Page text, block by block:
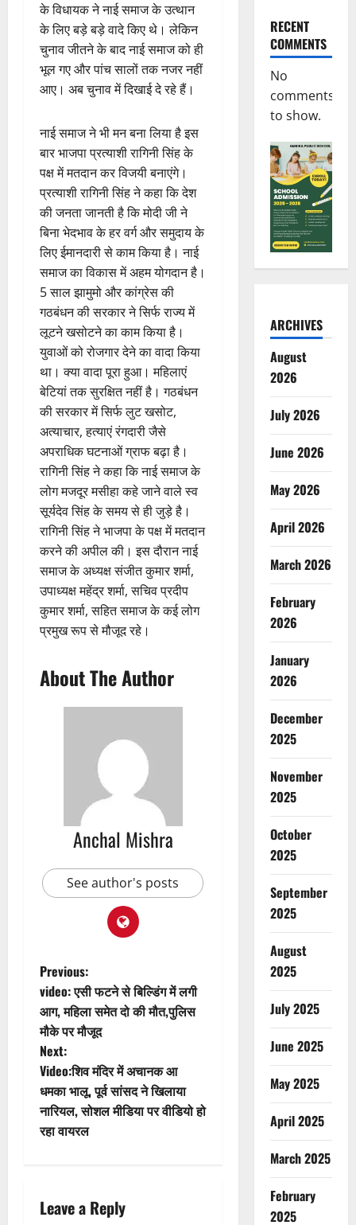
के विधायक ने नाई समाज के उत्थान
के लिए बड़े बड़े वादे किए थे। लेकिन
चुनाव जीतने के बाद नाई समाज को ही
भूल गए और पांच सालों तक नजर नहीं
आए। अब चुनाव में दिखाई दे रहे हैं।
नाई समाज ने भी मन बना लिया है इस
बार भाजपा प्रत्याशी रागिनी सिंह के
पक्ष में मतदान कर विजयी बनाएंगे।
प्रत्याशी रागिनी सिंह ने कहा कि देश
की जनता जानती है कि मोदी जी ने
बिना भेदभाव के हर वर्ग और समुदाय के
लिए ईमानदारी से काम किया है। नाई
समाज का विकास में अहम योगदान है।
5 साल झामुमो और कांग्रेस की
गठबंधन की सरकार ने सिर्फ राज्य में
लूटने खसोटने का काम किया है।
युवाओं को रोजगार देने का वादा किया
था। क्या वादा पूरा हुआ। महिलाएं
बेटियां तक सुरक्षित नहीं है। गठबंधन
की सरकार में सिर्फ लुट खसोट,
अत्याचार, हत्याएं रंगदारी जैसे
अपराधिक घटनाओं ग्राफ बढ़ा है।
रागिनी सिंह ने कहा कि नाई समाज के
लोग मजदूर मसीहा कहे जाने वाले स्व
सूर्यदेव सिंह के समय से ही जुड़े है।
रागिनी सिंह ने भाजपा के पक्ष में मतदान
करने की अपील की। इस दौरान नाई
समाज के अध्यक्ष संजीत कुमार शर्मा,
उपाध्यक्ष महेंद्र शर्मा, सचिव प्रदीप
कुमार शर्मा, सहित समाज के कई लोग
प्रमुख रूप से मौजूद रहे।
About The Author
Anchal Mishra
See author's posts
P
o
s
t
n
a
i
Previous:
video: एसी फटने से बिल्डिंग में लगी
आग, महिला समेत दो की मौत,पुलिस
मौके पर मौजूद
Next:
Video:शिव मंदिर में अचानक आ
धमका भालू, पूर्व सांसद ने खिलाया
नारियल, सोशल मीडिया पर वीडियो हो
रहा वायरल
Leave a Reply
RECENT
COMMENTS
No
comments
to show.
ARCHIVES
August
2026
July 2026
June 2026
May 2026
April 2026
March 2026
February
2026
January
2026
December
2025
November
2025
October
2025
September
2025
August
2025
July 2025
June 2025
May 2025
April 2025
March 2025
February
2025